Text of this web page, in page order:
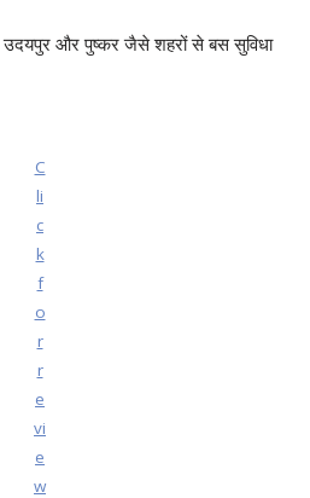
और पुष्कर जैसे शहरों से बस सुविधा
C
li
c
k
f
o
r
r
e
vi
e
w